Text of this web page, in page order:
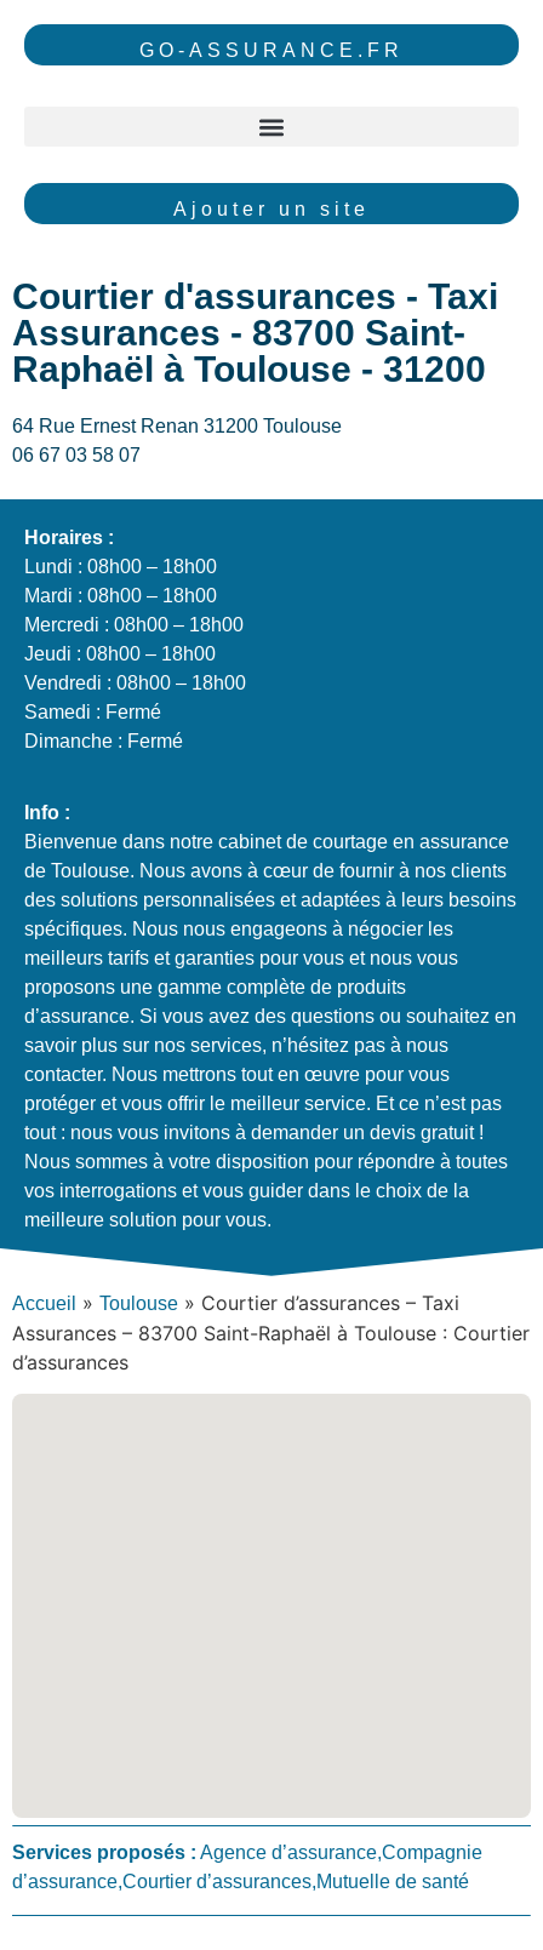
GO-ASSURANCE.FR
Ajouter un site
Courtier d'assurances - Taxi
Assurances - 83700 Saint-
Raphaël à Toulouse - 31200
64 Rue Ernest Renan 31200 Toulouse
06 67 03 58 07
Horaires :
Lundi : 08h00 – 18h00
Mardi : 08h00 – 18h00
Mercredi : 08h00 – 18h00
Jeudi : 08h00 – 18h00
Vendredi : 08h00 – 18h00
Samedi : Fermé
Dimanche : Fermé
Info :
Bienvenue dans notre cabinet de courtage en assurance
de Toulouse. Nous avons à cœur de fournir à nos clients
des solutions personnalisées et adaptées à leurs besoins
spécifiques. Nous nous engageons à négocier les
meilleurs tarifs et garanties pour vous et nous vous
proposons une gamme complète de produits
d’assurance. Si vous avez des questions ou souhaitez en
savoir plus sur nos services, n’hésitez pas à nous
contacter. Nous mettrons tout en œuvre pour vous
protéger et vous offrir le meilleur service. Et ce n’est pas
tout : nous vous invitons à demander un devis gratuit !
Nous sommes à votre disposition pour répondre à toutes
vos interrogations et vous guider dans le choix de la
meilleure solution pour vous.
Accueil » Toulouse » Courtier d’assurances – Taxi
Assurances – 83700 Saint-Raphaël à Toulouse : Courtier
d’assurances
Services proposés : Agence d’assurance,Compagnie
d’assurance,Courtier d’assurances,Mutuelle de santé